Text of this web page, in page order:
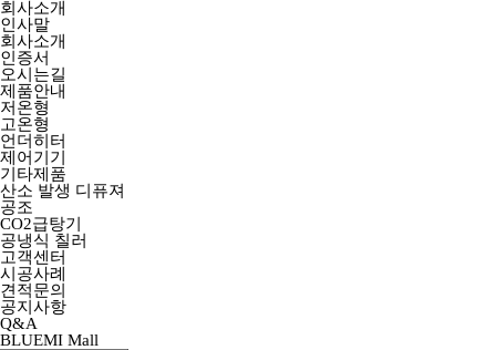
회사소개
인사말
회사소개
인증서
오시는길
제품안내
저온형
고온형
언더히터
제어기기
기타제품
산소 발생 디퓨져
공조
CO2급탕기
공냉식 칠러
고객센터
시공사례
견적문의
공지사항
Q&A
BLUEMI Mall